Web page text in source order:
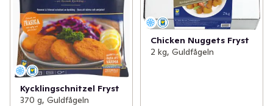
Kycklingschnitzel Fryst
370 g, Guldfågeln
Chicken Nuggets Fryst
2 kg, Guldfågeln